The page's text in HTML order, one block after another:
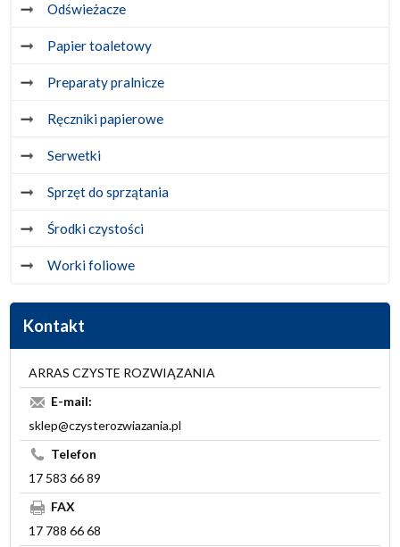
Odświeżacze
Papier toaletowy
Preparaty pralnicze
Ręczniki papierowe
Serwetki
Sprzęt do sprzątania
Środki czystości
Worki foliowe
Kontakt
ARRAS CZYSTE ROZWIĄZANIA
E-mail:
sklep@czysterozwiazania.pl
Telefon
17 583 66 89
FAX
17 788 66 68